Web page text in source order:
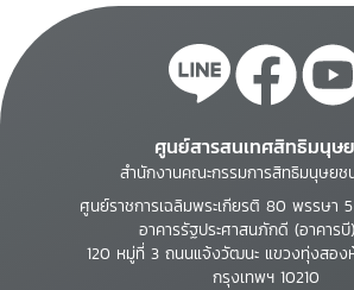
ศูนย์สารสนเทศสิทธิมนุษ
สำนักงานคณะกรรมการสิทธิมนุษยช
ศูนย์ราชการเฉลิมพระเกียรติ 80 พรรษา
อาคารรัฐประศาสนภักดี (อาคาร
120 หมู่ที่ 3 ถนนแจ้งวัฒนะ แขวงทุ่งสอง
กรุงเทพฯ 10210